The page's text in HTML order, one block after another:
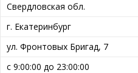
Свердловская обл.
г. Екатеринбург
ул. Фронтовых Бригад, 7
с 9:00:00 до 23:00:00